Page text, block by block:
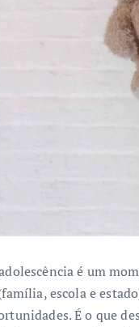
é um
escola e
É o que